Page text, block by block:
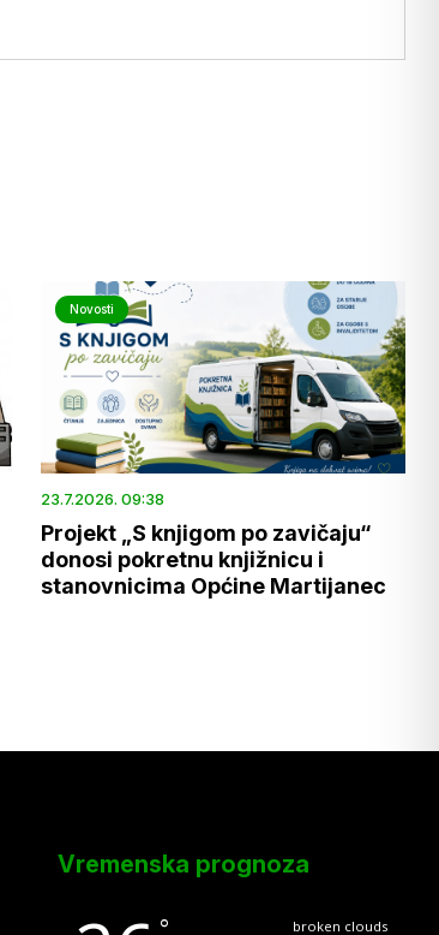
Novosti
23.7.2026. 09:38
Projekt „S knjigom po zavičaju“
donosi pokretnu knjižnicu i
stanovnicima Općine Martijanec
Vremenska prognoza
° broken clouds